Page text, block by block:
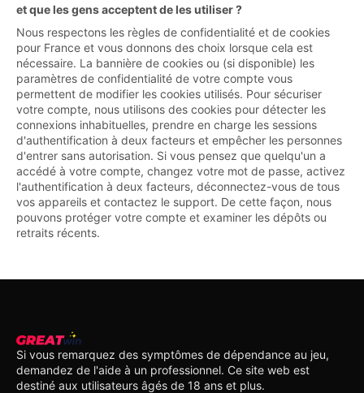
et que les gens acceptent de les utiliser ?
Nous respectons les règles de confidentialité et de cookies
pour France et vous donnons des choix lorsque cela est
nécessaire. La bannière de cookies ou (si disponible) les
paramètres de confidentialité de votre compte vous
permettent de modifier les cookies utilisés. Pour sécuriser
votre compte, nous utilisons des cookies pour détecter les
connexions inhabituelles, prendre en charge les sessions
d'authentification à deux facteurs et empêcher les personnes
d'entrer sans autorisation. Si vous pensez que quelqu'un a
accédé à votre compte, changez votre mot de passe, activez
l'authentification à deux facteurs, déconnectez-vous de tous
vos appareils et contactez le support. De cette façon, nous
pouvons protéger votre compte et examiner les dépôts ou
retraits récents.
Si vous remarquez des symptômes de dépendance au jeu,
demandez de l'aide à un professionnel. Ce site web est
destiné aux utilisateurs âgés de 18 ans et plus.